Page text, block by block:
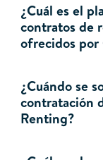
¿Cuál es el
contratos de
ofrecidos por
¿Cuándo se
contratación
Renting?